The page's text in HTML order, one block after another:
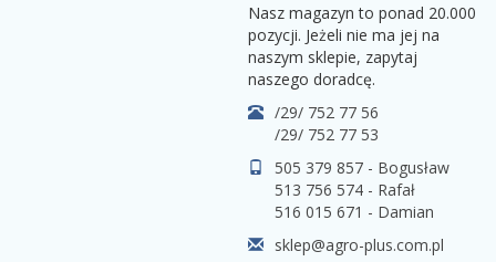
Nasz magazyn to ponad 20.000
pozycji. Jeżeli nie ma jej na
naszym sklepie, zapytaj
naszego doradcę.
/29/ 752 77 56
/29/ 752 77 53
505 379 857 - Bogusław
513 756 574 - Rafał
516 015 671 - Damian
sklep@agro-plus.com.pl